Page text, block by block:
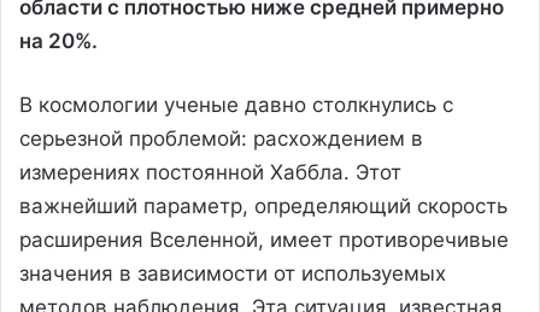
области с плотностью ниже средней примерно
на 20%.
В космологии ученые давно столкнулись с
серьезной проблемой: расхождением в
измерениях постоянной Хаббла. Этот
важнейший параметр, определяющий скорость
расширения Вселенной, имеет противоречивые
значения в зависимости от используемых
методов наблюдения. Эта ситуация, известная